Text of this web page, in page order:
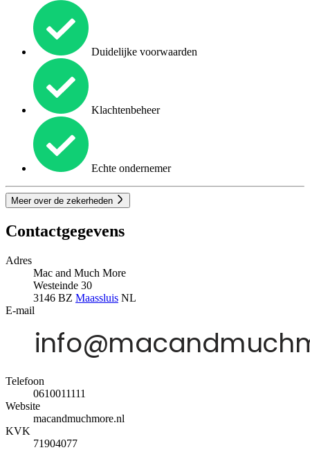
Duidelijke voorwaarden
Klachtenbeheer
Echte ondernemer
Meer over de zekerheden
Contactgegevens
Adres
Mac and Much More
Westeinde 30
3146 BZ Maassluis NL
E-mail
Telefoon
0610011111
Website
macandmuchmore.nl
KVK
71904077